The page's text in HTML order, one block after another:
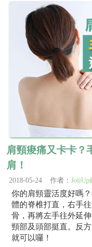
肩頸痠痛又卡卡？
肩！
2018-05-24 作者： JoiiUp
你的肩頸靈活度好嗎
體的脊椎打直，右手
骨，再將左手往外延
頸部及頭部挺直。反
就可以囉！